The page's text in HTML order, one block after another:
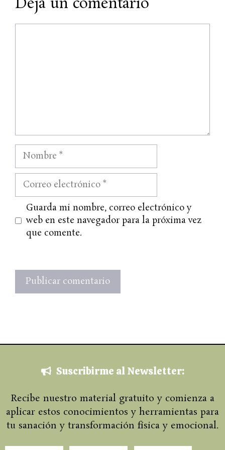
Nombre
Correo
electrónico
WebGuarda mi nombre, correo electrónico y
web en este navegador para la próxima vez
que comente.
Suscribirme al Newsletter:
Recibe nuestro material gratuito y comienza a
aplicar estos conocimientos y herramientas para
tu sanación y transformación física y emocional.